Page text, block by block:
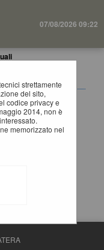
07/08/2026 09:22
strettamente
del sito,
codice privacy e
2014, non è
memorizzato nel
operare con la